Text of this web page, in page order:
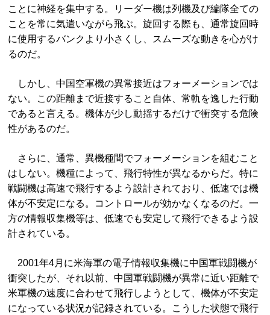
ことに神経を集中する。リーダー機は列機及び編隊全ての
ことを常に気遣いながら飛ぶ。旋回する際も、通常旋回時
に使用するバンクより小さくし、スムーズな動きを心がけ
るのだ。
しかし、中国空軍機の異常接近はフォーメーションでは
ない。この距離まで近接すること自体、常軌を逸した行動
であると言える。機体が少し動揺するだけで衝突する危険
性があるのだ。
さらに、通常、異機種間でフォーメーションを組むこと
はしない。機種によって、飛行特性が異なるからだ。特に
戦闘機は高速で飛行するよう設計されており、低速では機
体が不安定になる。コントロールが効かなくなるのだ。一
方の情報収集機等は、低速でも安定して飛行できるよう設
計されている。
2001年4月に米海軍の電子情報収集機に中国軍戦闘機が
衝突したが、それ以前、中国軍戦闘機が異常に近い距離で
米軍機の速度に合わせて飛行しようとして、機体が不安定
になっている状況が記録されている。こうした状態で飛行